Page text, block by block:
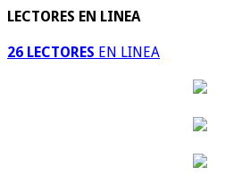
LECTORES EN LINEA
26 LECTORES EN LINEA